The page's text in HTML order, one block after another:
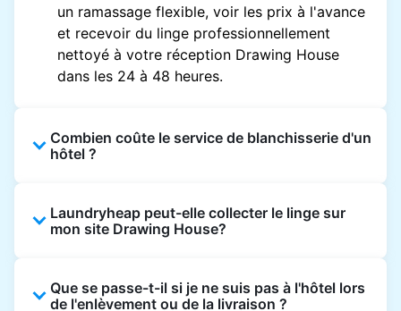
un ramassage flexible, voir les prix à l'avance
et recevoir du linge professionnellement
nettoyé à votre réception Drawing House
dans les 24 à 48 heures.
Combien coûte le service de blanchisserie d'un
hôtel ?
fonction de l'établissement et du vêtement et
sont souvent beaucoup plus élevés.
transparente, basée sur les articles, de sorte
que vous ne payez que pour ce que vous
Laundryheap peut-elle collecter le linge sur
mon site Drawing House?
directement à la réception de l'hôtel à l'heure
Que se passe-t-il si je ne suis pas à l'hôtel lors
de l'enlèvement ou de la livraison ?